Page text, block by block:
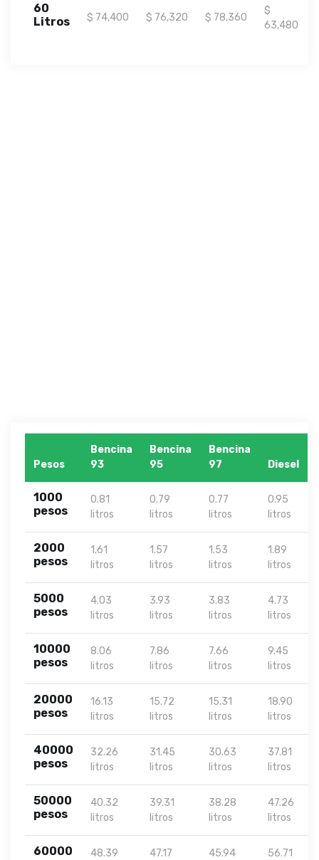
60
Litros
$ 74,400 $ 76,320 $ 78,360
$
63,480
Pesos
Bencina
93
Bencina
95
Bencina
97
Diesel
1000
pesos
0.81
litros
0.79
litros
0.77
litros
0.95
litros
2000
pesos
1.61
litros
1.57
litros
1.53
litros
1.89
litros
5000
pesos
4.03
litros
3.93
litros
3.83
litros
4.73
litros
10000
pesos
8.06
litros
7.86
litros
7.66
litros
9.45
litros
20000
pesos
16.13
litros
15.72
litros
15.31
litros
18.90
litros
40000
pesos
32.26
litros
31.45
litros
30.63
litros
37.81
litros
50000
pesos
40.32
litros
39.31
litros
38.28
litros
47.26
litros
60000
48.39
47.17
45.94
56.71